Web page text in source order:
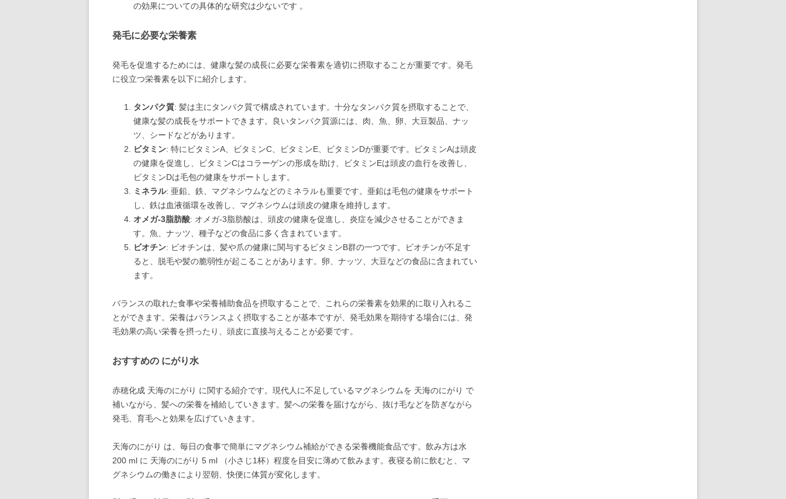
の効果についての具体的な研究は少ないです 。
発毛に必要な栄養素
発毛を促進するためには、健康な髪の成長に必要な栄養素を適切に摂取することが重要です。発毛
に役立つ栄養素を以下に紹介します。
タンパク質: 髪は主にタンパク質で構成されています。十分なタンパク質を摂取することで、
健康な髪の成長をサポートできます。良いタンパク質源には、肉、魚、卵、大豆製品、ナッ
ツ、シードなどがあります。
ビタミン: 特にビタミンA、ビタミンC、ビタミンE、ビタミンDが重要です。ビタミンAは頭皮
の健康を促進し、ビタミンCはコラーゲンの形成を助け、ビタミンEは頭皮の血行を改善し、
ビタミンDは毛包の健康をサポートします。
ミネラル: 亜鉛、鉄、マグネシウムなどのミネラルも重要です。亜鉛は毛包の健康をサポート
し、鉄は血液循環を改善し、マグネシウムは頭皮の健康を維持します。
オメガ-3脂肪酸: オメガ-3脂肪酸は、頭皮の健康を促進し、炎症を減少させることができま
す。魚、ナッツ、種子などの食品に多く含まれています。
ビオチン: ビオチンは、髪や爪の健康に関与するビタミンB群の一つです。ビオチンが不足す
ると、脱毛や髪の脆弱性が起こることがあります。卵、ナッツ、大豆などの食品に含まれてい
ます。
バランスの取れた食事や栄養補助食品を摂取することで、これらの栄養素を効果的に取り入れるこ
とができます。栄養はバランスよく摂取することが基本ですが、発毛効果を期待する場合には、発
毛効果の高い栄養を摂ったり、頭皮に直接与えることが必要です。
おすすめの にがり水
赤穂化成 天海のにがり に関する紹介です。現代人に不足しているマグネシウムを 天海のにがり で
補いながら、髪への栄養を補給していきます。髪への栄養を届けながら、抜け毛などを防ぎながら
発毛、育毛へと効果を広げていきます。
天海のにがり は、毎日の食事で簡単にマグネシウム補給ができる栄養機能食品です。飲み方は水
200 ml に 天海のにがり 5 ml （小さじ1杯）程度を目安に薄めて飲みます。夜寝る前に飲むと、マ
グネシウムの働きにより翌朝、快便に体質が変化します。